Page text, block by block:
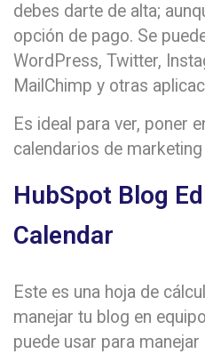
debes darte de alta;
opción de pago. Se
WordPress, Twitter,
MailChimp y otras
Es ideal para ver, poner
calendarios de
HubSpot Blog
Calendar
Este es una hoja de
manejar tu blog en
puede usar para